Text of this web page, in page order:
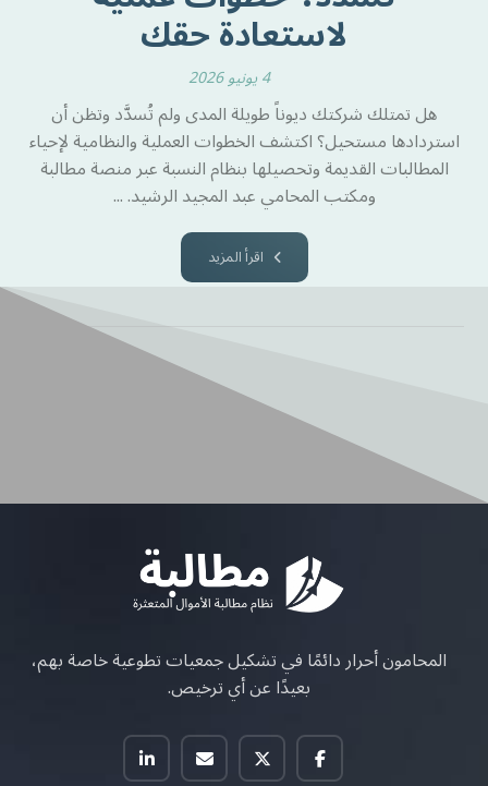
لاستعادة حقك
4 يونيو 2026
هل تمتلك شركتك ديوناً طويلة المدى ولم تُسدَّد وتظن أن
استردادها مستحيل؟ اكتشف الخطوات العملية والنظامية لإحياء
المطالبات القديمة وتحصيلها بنظام النسبة عبر منصة مطالبة
ومكتب المحامي عبد المجيد الرشيد. ...
اقرأ المزيد
المحامون أحرار دائمًا في تشكيل جمعيات تطوعية خاصة بهم،
بعيدًا عن أي ترخيص.